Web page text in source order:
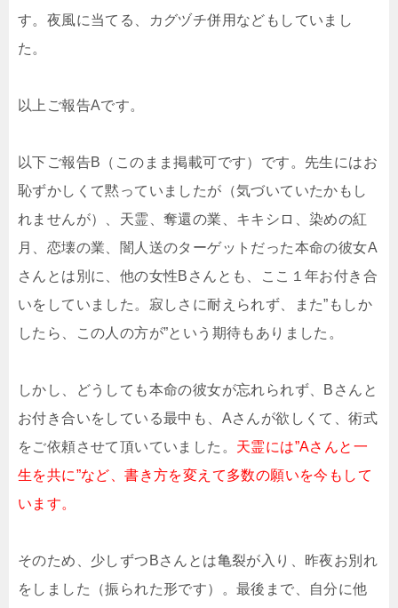
す。夜風に当てる、カグヅチ併用などもしていまし
た。
以上ご報告Aです。
以下ご報告B（このまま掲載可です）です。先生にはお
恥ずかしくて黙っていましたが（気づいていたかもし
れませんが）、天霊、奪還の業、キキシロ、染めの紅
月、恋壊の業、闇人送のターゲットだった本命の彼女A
さんとは別に、他の女性Bさんとも、ここ１年お付き合
いをしていました。寂しさに耐えられず、また”もしか
したら、この人の方が”という期待もありました。
しかし、どうしても本命の彼女が忘れられず、Bさんと
お付き合いをしている最中も、Aさんが欲しくて、術式
をご依頼させて頂いていました。 天霊には”Aさんと一
生を共に”など、書き方を変えて多数の願いを今もして
います。
そのため、少しずつBさんとは亀裂が入り、昨夜お別れ
をしました（振られた形です）。最後まで、自分に他